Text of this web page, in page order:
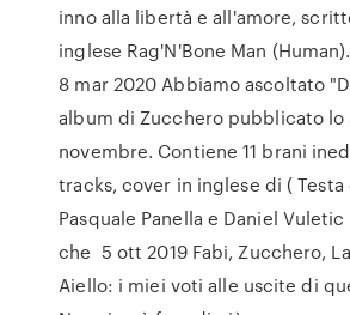
inno alla libertà e all'amore,
inglese Rag'N'Bone Man
8 mar 2020 Abbiamo ascoltato
album di Zucchero pubblicato lo
novembre. Contiene 11 brani
tracks, cover in inglese di ( Testa
Pasquale Panella e Daniel Vuletic
che 5 ott 2019 Fabi, Zucchero,
Aiello: i miei voti alle uscite di